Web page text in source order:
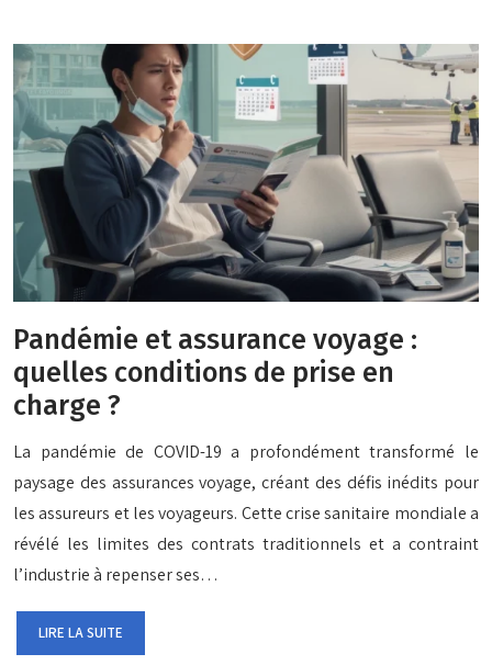
Pandémie et assurance voyage :
quelles conditions de prise en
charge ?
La pandémie de COVID-19 a profondément transformé le
paysage des assurances voyage, créant des défis inédits pour
les assureurs et les voyageurs. Cette crise sanitaire mondiale a
révélé les limites des contrats traditionnels et a contraint
l’industrie à repenser ses…
LIRE LA SUITE